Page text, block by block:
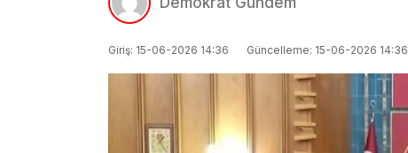
Giriş: 15-06-2026 14:36 Güncelleme: 15-06-2026 14:36